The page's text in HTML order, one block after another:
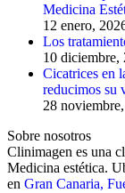
Medicina
12 enero,
Los
10 diciembre,
Cicatrices en
reducimos su
28
Sobre nosotros
Clinimagen es una
Medicina estética.
en Gran Canaria,